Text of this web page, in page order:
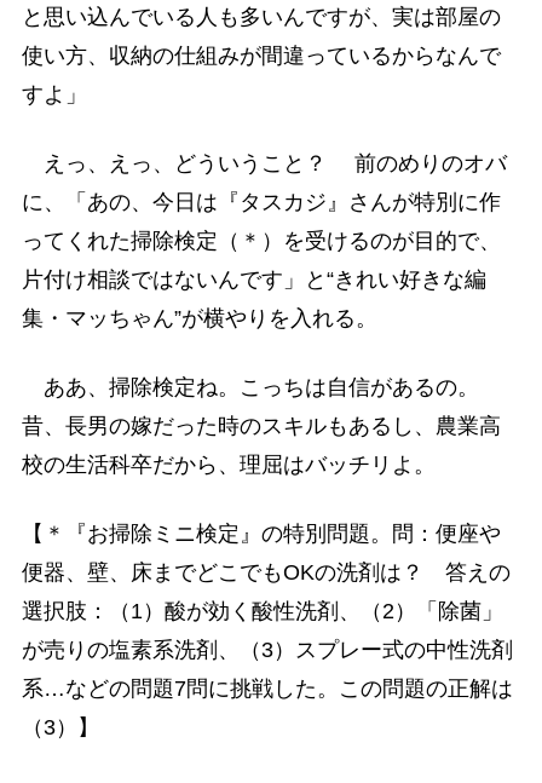
と思い込んでいる人も多いんですが、実は部屋の
使い方、収納の仕組みが間違っているからなんで
すよ」
えっ、えっ、どういうこと？ 前のめりのオバ
に、「あの、今日は『タスカジ』さんが特別に作
ってくれた掃除検定（＊）を受けるのが目的で、
片付け相談ではないんです」と“きれい好きな編
集・マッちゃん”が横やりを入れる。
ああ、掃除検定ね。こっちは自信があるの。
昔、長男の嫁だった時のスキルもあるし、農業高
校の生活科卒だから、理屈はバッチリよ。
【＊『お掃除ミニ検定』の特別問題。問：便座や
便器、壁、床までどこでもOKの洗剤は？ 答えの
選択肢：（1）酸が効く酸性洗剤、（2）「除菌」
が売りの塩素系洗剤、（3）スプレー式の中性洗剤
系…などの問題7問に挑戦した。この問題の正解は
（3）】